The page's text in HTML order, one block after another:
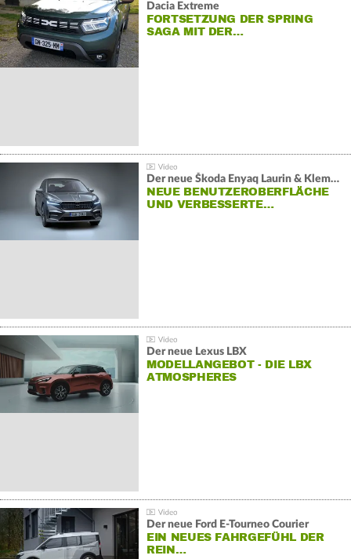
Dacia Extreme
FORTSETZUNG DER SPRING
SAGA MIT DER…
Der neue Škoda Enyaq Laurin & Klement
NEUE BENUTZEROBERFLÄCHE
UND VERBESSERTE…
Der neue Lexus LBX
MODELLANGEBOT - DIE LBX
ATMOSPHERES
Der neue Ford E-Tourneo Courier
EIN NEUES FAHRGEFÜHL DER
REIN…